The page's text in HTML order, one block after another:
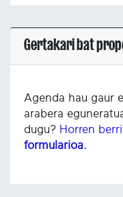
Gertakari bat
Agenda hau gaur
arabera
dugu? Horren
formularioa.